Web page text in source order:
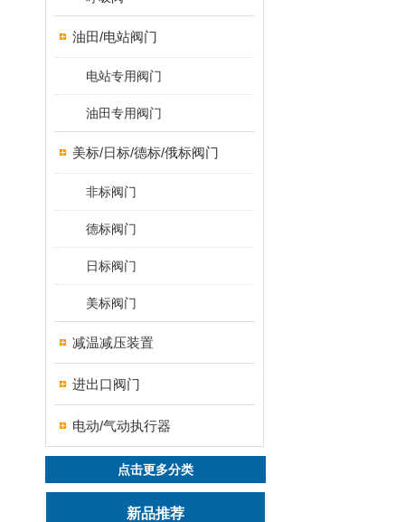
油田/电站阀门
电站专用阀门
油田专用阀门
美标/日标/德标/俄标阀门
非标阀门
德标阀门
日标阀门
美标阀门
减温减压装置
进出口阀门
电动/气动执行器
点击更多分类
新品推荐